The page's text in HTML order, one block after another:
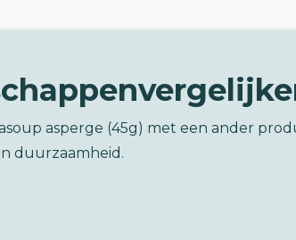
asperge (45g) met een ander
duurzaamheid.